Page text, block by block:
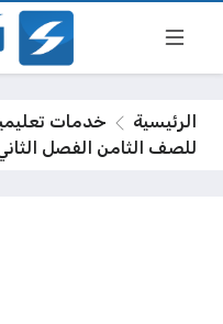
الرئيسية خدمات
للصف الثامن الفصل